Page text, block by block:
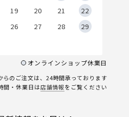
19 20 21
22
26 27 28
29
オンラインショップ休業日
のご注文は、24時間承っております
間・休業日は店舗情報をご覧ください